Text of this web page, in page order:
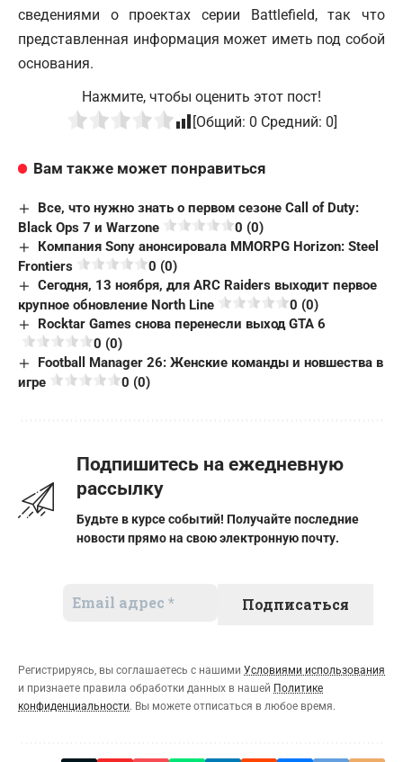
сведениями о проектах серии Battlefield, так что
представленная информация может иметь под собой
основания.
Нажмите, чтобы оценить этот пост!
[Общий: 0 Средний: 0]
Вам также может понравиться
Все, что нужно знать о первом сезоне Call of Duty:
Black Ops 7 и Warzone
0 (0)
Компания Sony анонсировала MMORPG Horizon: Steel
Frontiers
0 (0)
Сегодня, 13 ноября, для ARC Raiders выходит первое
крупное обновление North Line
0 (0)
Rocktar Games снова перенесли выход GTA 6
0 (0)
Football Manager 26: Женские команды и новшества в
игре
0 (0)
Подпишитесь на ежедневную
рассылку
Будьте в курсе событий! Получайте последние
новости прямо на свою электронную почту.
Регистрируясь, вы соглашаетесь с нашими Условиями использования
и признаете правила обработки данных в нашей Политике
конфиденциальности. Вы можете отписаться в любое время.